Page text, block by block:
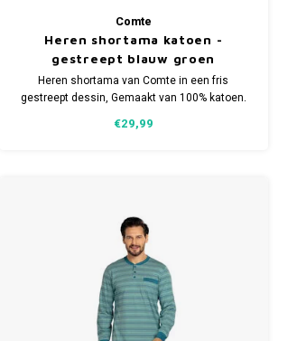
Comte
Heren shortama katoen -
gestreept blauw groen
Heren shortama van Comte in een fris
gestreept dessin, Gemaakt van 100% katoen.
€29,99